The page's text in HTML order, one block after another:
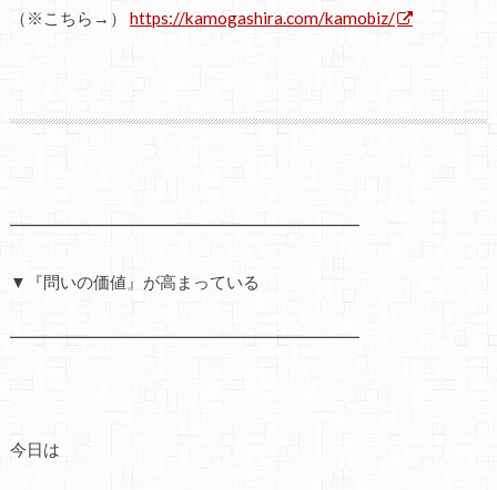
（※こちら→） https://kamogashira.com/kamobiz/
━━━━━━━━━━━━━━━━━━━━━
▼『問いの価値』が高まっている
━━━━━━━━━━━━━━━━━━━━━
今日は